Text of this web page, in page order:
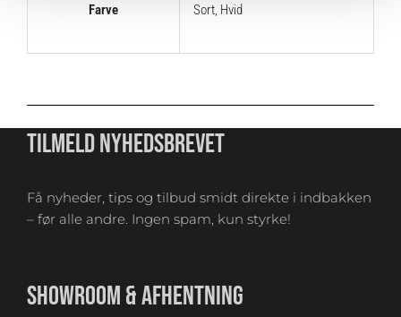
Farve Sort, Hvid
TILMELD NYHEDSBREVET
Få nyheder, tips og tilbud smidt direkte i indbakken
– før alle andre. Ingen spam, kun styrke!
SHOWROOM & AFHENTNING